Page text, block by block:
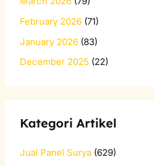
February 2026 (71)
January 2026 (83)
December 2025 (22)
Kategori Artikel
Jual Panel Surya (629)